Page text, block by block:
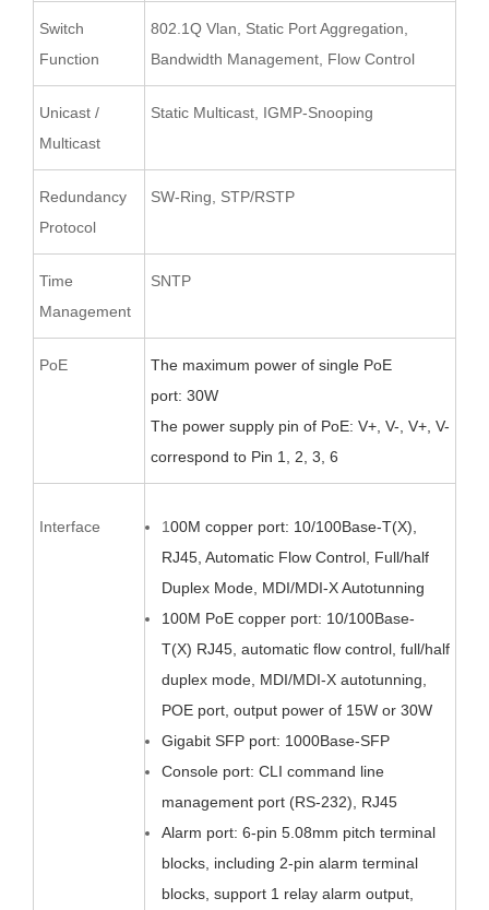
Switch
Function
802.1Q Vlan, Static Port Aggregation,
Bandwidth Management, Flow Control
Unicast /
Multicast
Static Multicast, IGMP-Snooping
Redundancy
Protocol
SW-Ring, STP/RSTP
Time
Management
SNTP
PoE The maximum power of single PoE
port: 30W
The power supply pin of PoE: V+, V-, V+, V-
correspond to Pin 1, 2, 3, 6
Interface 100M copper port: 10/100Base-T(X),
RJ45, Automatic Flow Control, Full/half
Duplex Mode, MDI/MDI-X Autotunning
100M PoE copper port: 10/100Base-
T(X) RJ45, automatic flow control, full/half
duplex mode, MDI/MDI-X autotunning,
POE port, output power of 15W or 30W
Gigabit SFP port: 1000Base-SFP
Console port: CLI command line
management port (RS-232), RJ45
Alarm port: 6-pin 5.08mm pitch terminal
blocks, including 2-pin alarm terminal
blocks, support 1 relay alarm output,